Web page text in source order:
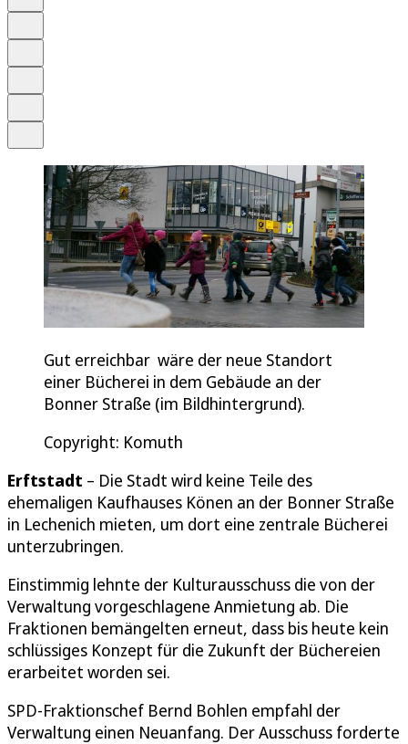
Gut erreichbar wäre der neue Standort
einer Bücherei in dem Gebäude an der
Bonner Straße (im Bildhintergrund).
Copyright: Komuth
Erftstadt – Die Stadt wird keine Teile des
ehemaligen Kaufhauses Könen an der Bonner Straße
in Lechenich mieten, um dort eine zentrale Bücherei
unterzubringen.
Einstimmig lehnte der Kulturausschuss die von der
Verwaltung vorgeschlagene Anmietung ab. Die
Fraktionen bemängelten erneut, dass bis heute kein
schlüssiges Konzept für die Zukunft der Büchereien
erarbeitet worden sei.
SPD-Fraktionschef Bernd Bohlen empfahl der
Verwaltung einen Neuanfang. Der Ausschuss forderte